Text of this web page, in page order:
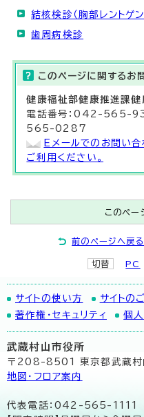
結核検診（胸部レントゲン
歯周病検診
このページに関する お
健康福祉部健康推進課健
電話番号：042-565-
565-0287
Eメールでのお問い合
ご利用ください。
このペー
前のページへ戻る
切替 PC
サイトの使い方
サイトの
著作権・セキュリティ
個
武蔵村山市役所
〒208-8501 東京都武蔵村
地図･フロア案内
代表電話：042-565-